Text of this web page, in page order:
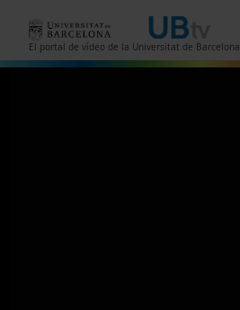
El portal de vídeo de la Universitat de Barcelona